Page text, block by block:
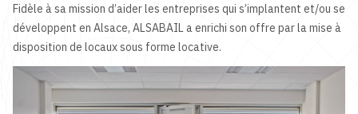
Fidèle à sa mission d’aider les entreprises qui s’implantent et/ou se
développent en Alsace, ALSABAIL a enrichi son offre par la mise à
disposition de locaux sous forme locative.